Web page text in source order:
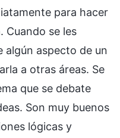
para hacer
Cuando se les
algún aspecto de un
a otras áreas. Se
que se debate
Son muy buenos
lógicas y